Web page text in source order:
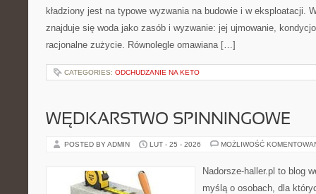
kładziony jest na typowe wyzwania na budowie i w eksploatacji.
znajduje się woda jako zasób i wyzwanie: jej ujmowanie,
racjonalne zużycie. Równolegle omawiana […]
CATEGORIES: ODCHUDZANIE NA KETO
WĘDKARSTWO SPINNINGOWE
POSTED BY ADMIN LUT - 25 - 2026 MOŻLIWOŚĆ
Nadorsze-haller.pl to blog
myślą o osobach, dla